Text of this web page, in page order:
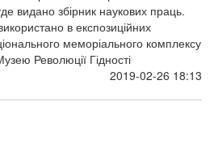
видано збірник наукових праць.
в експозиційних
меморіального комплексу
Революції Гідності
2019-02-26 18:13